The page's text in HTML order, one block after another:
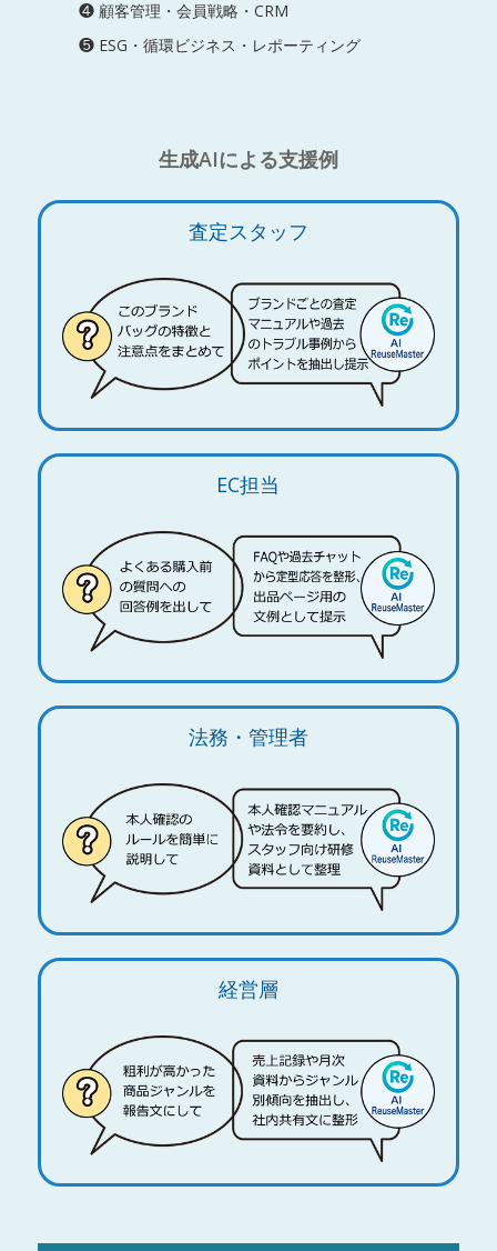
❹ 顧客管理・会員戦略・CRM
❺ ESG・循環ビジネス・レポーティング
生成AIによる支援例
査定スタッフ
EC担当
法務・管理者
経営層